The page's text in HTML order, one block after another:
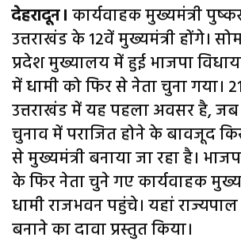
देहरादून। कार्यवाहक मुख्यमंत्री
उत्तराखंड के 12वें मुख्यमंत्री होंगे।
प्रदेश मुख्यालय में हुई भाजपा
में धामी को फिर से नेता चुना गया।
उत्तराखंड में यह पहला अवसर है, जब
चुनाव में पराजित होने के बावजूद
से मुख्यमंत्री बनाया जा रहा है।
के फिर नेता चुने गए कार्यवाहक
धामी राजभवन पहुंचे। यहां
बनाने का दावा प्रस्तुत किया।